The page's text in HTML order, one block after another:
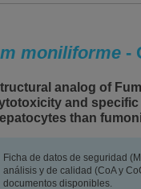
moniliforme -
analog of
and
than
Ficha de datos de seguridad
análisis y de calidad (CoA y
documentos disponibles.